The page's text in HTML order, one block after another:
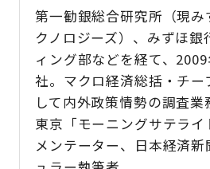
第一勧銀総合研究所（現
クノロジーズ）、みずほ銀
ィング部などを経て、
社。マクロ経済総括・チー
して内外政策情勢の調査
東京「モーニングサテラ
メンテーター、日本経済